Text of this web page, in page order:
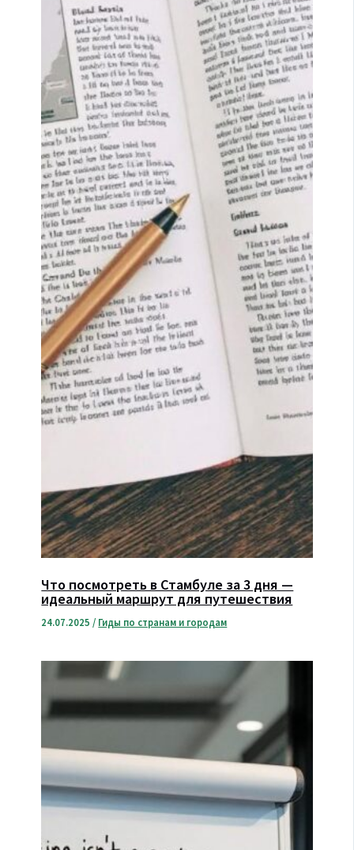
Что посмотреть в Стамбуле за 3 дня —
идеальный маршрут для путешествия
24.07.2025/ Гиды по странам и городам